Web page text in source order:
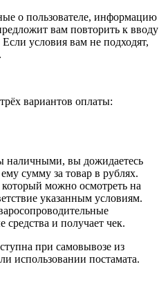
о пользователе, информацию
вам повторить к вводу
условия вам не подходят,
вариантов оплаты:
наличными, вы дожидаетесь
сумму за товар в рублях.
который можно осмотреть на
указанным условиям.
и получает чек.
при самовывозе из
использовании постамата.